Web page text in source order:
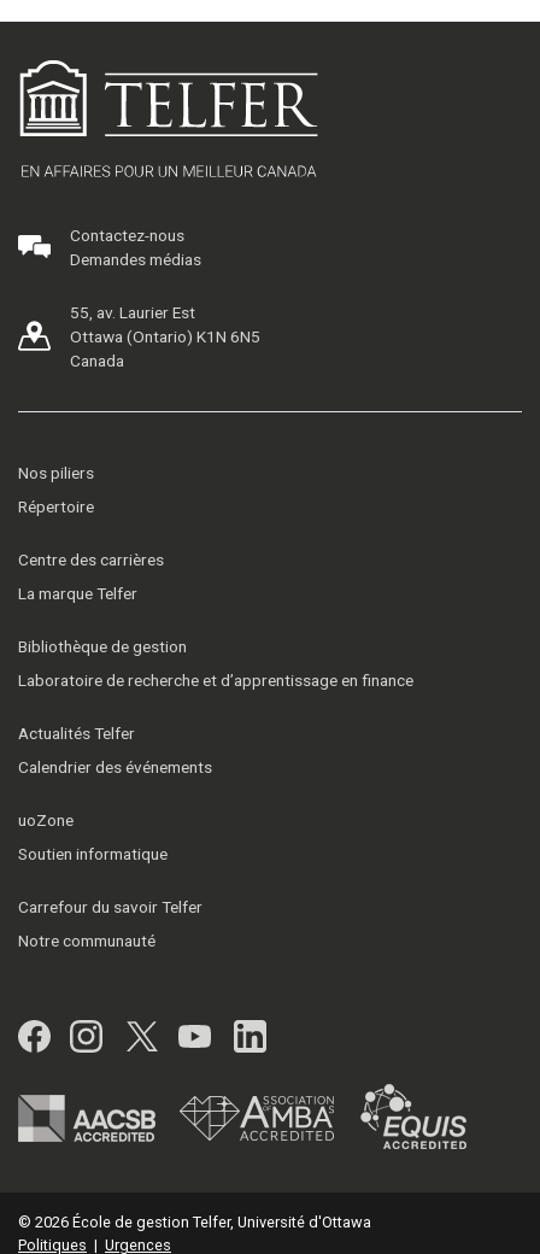
Contactez-nous
Demandes médias
55, av. Laurier Est
Ottawa (Ontario) K1N 6N5
Canada
Nos piliers
Répertoire
Centre des carrières
La marque Telfer
Bibliothèque de gestion
Laboratoire de recherche et d’apprentissage en finance
Actualités Telfer
Calendrier des événements
uoZone
Soutien informatique
Carrefour du savoir Telfer
Notre communauté
Facebook
Instagram
Twitter
YouTubeLinkedIn
© 2026 École de gestion Telfer, Université d'Ottawa
Politiques | Urgences